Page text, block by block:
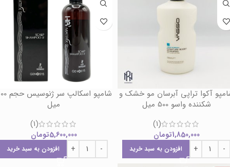
آکوا تراپی آبرسان مو خشک و
شکننده واسو 500 میل
(1)
1,850,000تومان
افزودن به سبد خرید
شامپو
میل
(1)
5,600,000تومان
افزودن به سبد خرید